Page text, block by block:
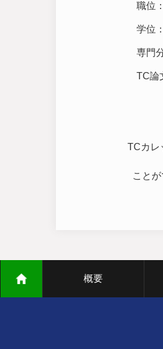
職位：
学位：
専門
TC論
TCカレ
こと
概要